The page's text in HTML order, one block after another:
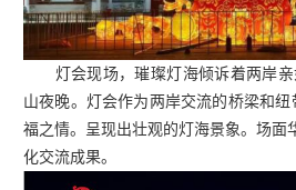
灯会现场，璀璨灯海倾诉着两岸亲
山夜晚。灯会作为两岸交流的桥梁和
福之情。呈现出壮观的灯海景象。场面
化交流成果。